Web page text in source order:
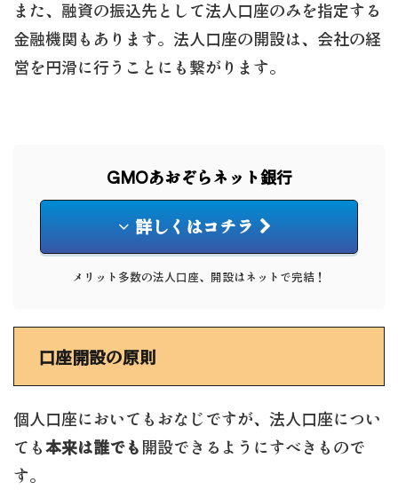
また、融資の振込先として法人口座のみを指定する
金融機関もあります。法人口座の開設は、会社の経
営を円滑に行うことにも繋がります。
GMOあおぞらネット銀行
詳しくはコチラ
メリット多数の法人口座、開設はネットで完結！
口座開設の原則
個人口座においてもおなじですが、法人口座につい
ても本来は誰でも開設できるようにすべきもので
す。